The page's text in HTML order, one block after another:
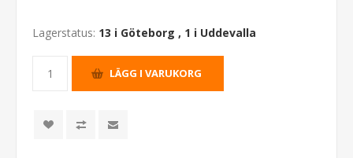
Lagerstatus: 13 i Göteborg , 1 i Uddevalla